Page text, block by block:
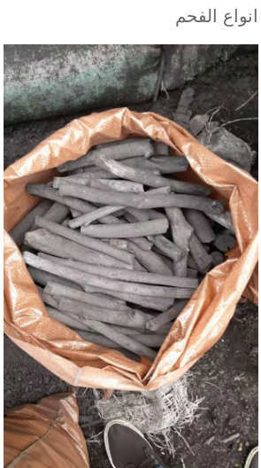
انواع الفحم